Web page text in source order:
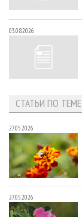
03.08.2026
СТАТЬИ ПО ТЕМЕ
27.05.2026
27.05.2026